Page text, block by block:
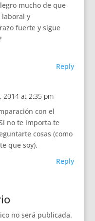
mucho de que
laboral y
fuerte y sigue
Reply
2014 at 2:35 pm
con el
no te importa te
cosas (como
que soy).
Reply
no será publicada.